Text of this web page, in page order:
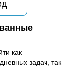
как
задач, так